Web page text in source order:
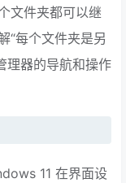
文件夹都可以继
“每个文件夹是另
理器的导航和操作
11 在界面设